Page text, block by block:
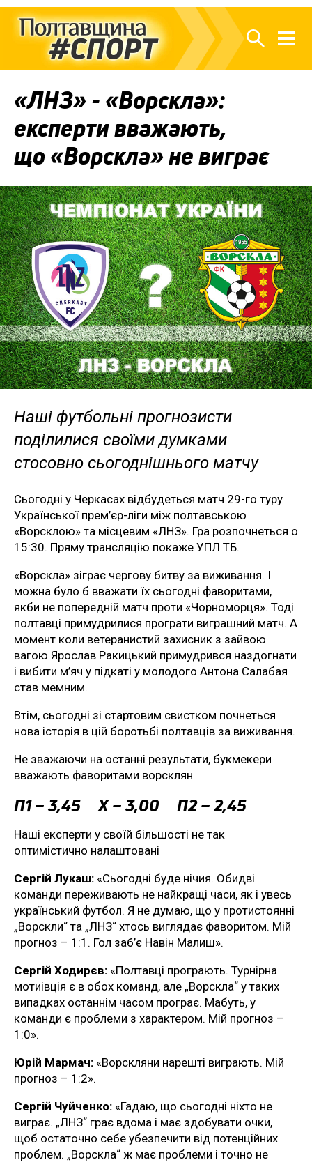
«ЛНЗ» - «Ворскла»:
експерти вважають,
що «Ворскла» не виграє
Наші футбольні прогнозисти
поділилися своїми думками
стосовно сьогоднішнього матчу
Сьогодні у Черкасах відбудеться матч 29-го туру
Української прем’єр-ліги між полтавською
«Ворсклою» та місцевим «ЛНЗ». Гра розпочнеться о
15:30. Пряму трансляцію покаже УПЛ ТБ.
«Ворскла» зіграє чергову битву за виживання. І
можна було б вважати їх сьогодні фаворитами,
якби не попередній матч проти «Чорноморця». Тоді
полтавці примудрилися програти виграшний матч. А
момент коли ветеранистий захисник з зайвою
вагою Ярослав Ракицький примудрився наздогнати
і вибити м’яч у підкаті у молодого Антона Салабая
став мемним.
Втім, сьогодні зі стартовим свистком почнеться
нова історія в цій боротьбі полтавців за виживання.
Не зважаючи на останні результати, букмекери
вважають фаворитами ворсклян
П1 – 3,45 Х – 3,00 П2 – 2,45
Наші експерти у своїй більшості не так
оптимістично налаштовані
Сергій Лукаш: «Сьогодні буде нічия. Обидві
команди переживають не найкращі часи, як і увесь
український футбол. Я не думаю, що у протистоянні
„Ворскли“ та „ЛНЗ“ хтось виглядає фаворитом. Мій
прогноз – 1:1. Гол заб’є Навін Малиш».
Сергій Ходирєв: «Полтавці програють. Турнірна
мотиівція є в обох команд, але „Ворскла“ у таких
випадках останнім часом програє. Мабуть, у
команди є проблеми з характером. Мій прогноз –
1:0».
Юрій Мармач: «Ворскляни нарешті виграють. Мій
прогноз – 1:2».
Сергій Чуйченко: «Гадаю, що сьогодні ніхто не
виграє. „ЛНЗ“ грає вдома і має здобувати очки,
щоб остаточно себе убезпечити від потенційних
проблем. „Ворскла“ ж має проблеми і точно не